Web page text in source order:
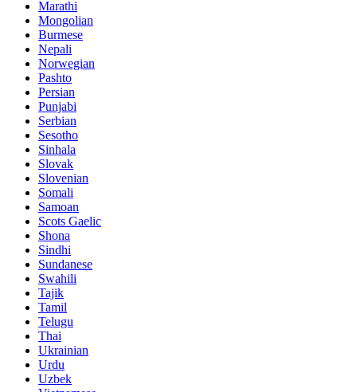
Marathi
Mongolian
Burmese
Nepali
Norwegian
Pashto
Persian
Punjabi
Serbian
Sesotho
Sinhala
Slovak
Slovenian
Somali
Samoan
Scots Gaelic
Shona
Sindhi
Sundanese
Swahili
Tajik
Tamil
Telugu
Thai
Ukrainian
Urdu
Uzbek